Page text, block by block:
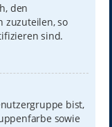
den
zuzuteilen, so
sind.
bist,
sowie